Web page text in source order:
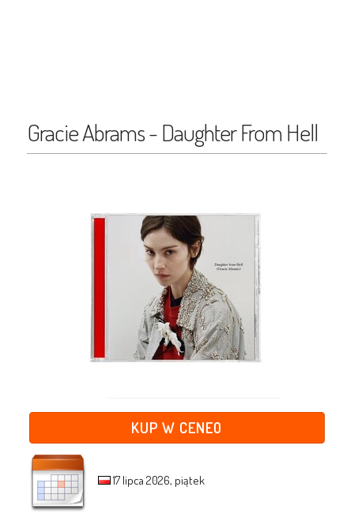
Gracie Abrams - Daughter From Hell
KUP W CENEO
17 lipca 2026, piątek